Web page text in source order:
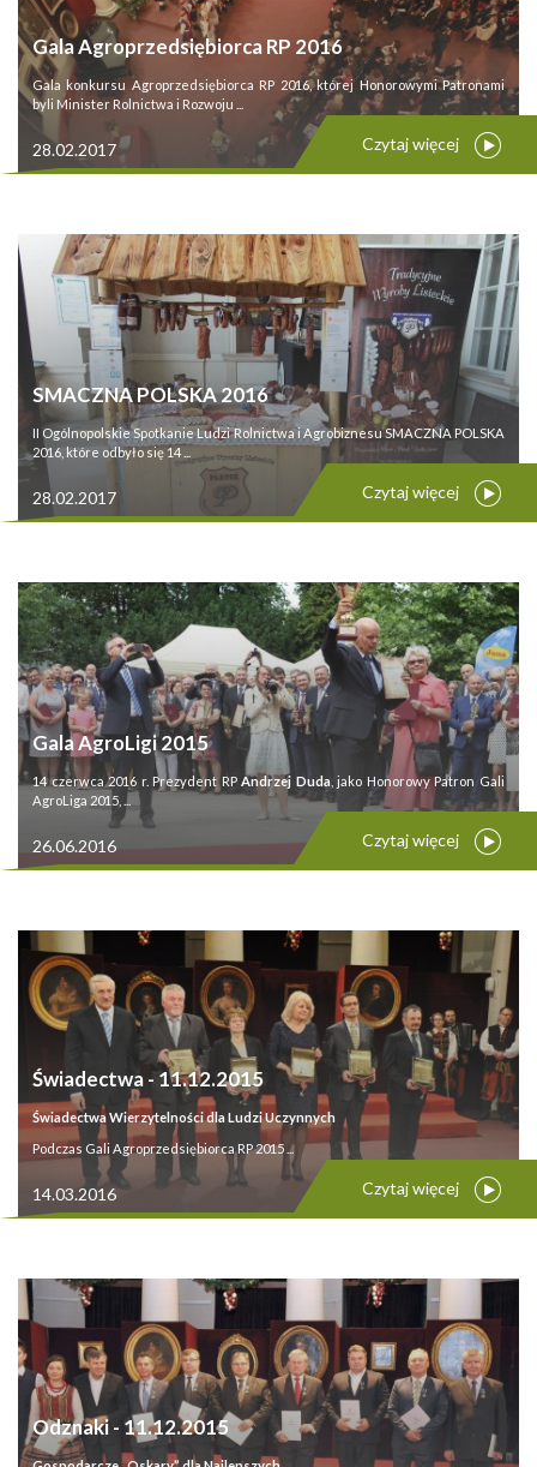
Gala Agroprzedsiębiorca RP 2016
Gala konkursu Agroprzedsiębiorca RP 2016, której Honorowymi Patronami
byli Minister Rolnictwa i Rozwoju ...
28.02.2017 Czytaj więcej
SMACZNA POLSKA 2016
II Ogólnopolskie Spotkanie Ludzi Rolnictwa i Agrobiznesu SMACZNA POLSKA
2016, które odbyło się 14 ...
28.02.2017 Czytaj więcej
Gala AgroLigi 2015
14 czerwca 2016 r. Prezydent RPAndrzej Duda, jako Honorowy Patron Gali
AgroLiga 2015, ...
26.06.2016 Czytaj więcej
Świadectwa - 11.12.2015
Świadectwa Wierzytelności dla Ludzi Uczynnych
Podczas Gali Agroprzedsiębiorca RP 2015 ...
14.03.2016 Czytaj więcej
Odznaki - 11.12.2015